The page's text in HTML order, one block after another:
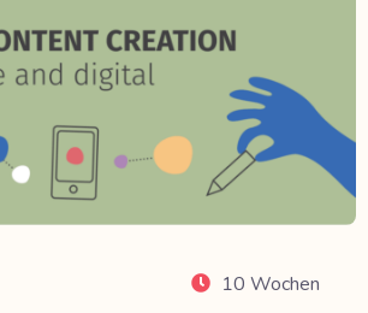
10 Wochen